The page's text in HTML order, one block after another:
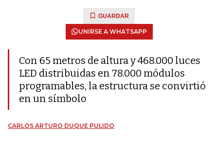
GUARDAR
UNIRSE A WHATSAPP
Con 65 metros de altura y 468.000 luces
LED distribuidas en 78.000 módulos
programables, la estructura se convirtió
en un símbolo
CARLOS ARTURO DUQUE PULIDO